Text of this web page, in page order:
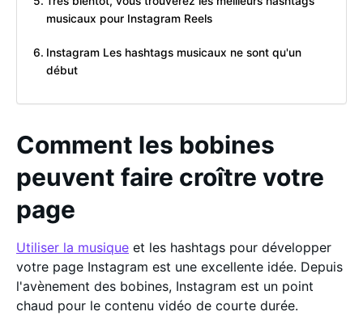
musicaux pour Instagram Reels
Instagram Les hashtags musicaux ne sont qu'un
début
Comment les bobines
peuvent faire croître votre
page
Utiliser la musique et les hashtags pour développer
votre page Instagram est une excellente idée. Depuis
l'avènement des bobines, Instagram est un point
chaud pour le contenu vidéo de courte durée.